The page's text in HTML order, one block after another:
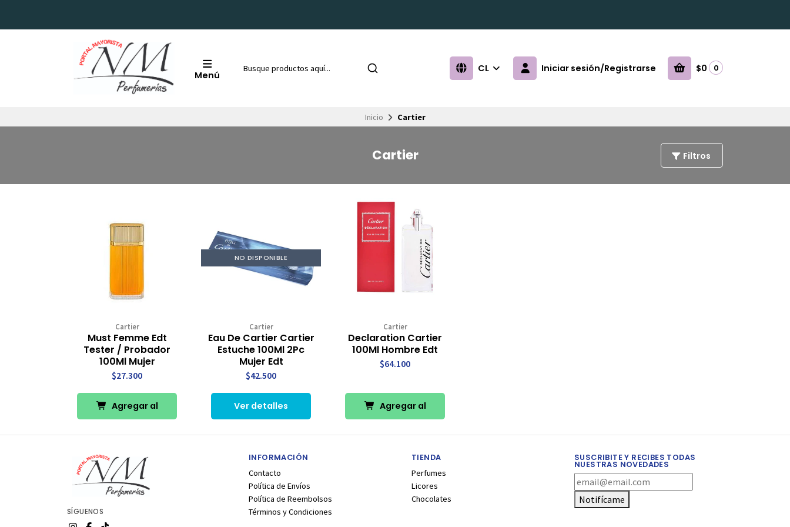
Menú
CL Iniciar sesión/Registrarse $0 0
Inicio Cartier
Cartier Filtros
Cartier
Must Femme Edt
Tester / Probador
100Ml Mujer
$27.300
Agregar al
Carro
NO DISPONIBLE
Cartier
Eau De Cartier Cartier
Estuche 100Ml 2Pc
Mujer Edt
$42.500
Ver detalles
Cartier
Declaration Cartier
100Ml Hombre Edt
$64.100
Agregar al
Carro
SÍGUENOS
INFORMACIÓN
Contacto
Política de Envíos
Política de Reembolsos
Términos y Condiciones
TIENDA
Perfumes
Licores
Chocolates
SUSCRIBITE Y RECIBES TODAS
NUESTRAS NOVEDADES
Notifícame